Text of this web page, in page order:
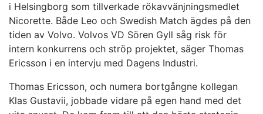
i Helsingborg som tillverkade rökavvänjningsmedlet
Nicorette. Både Leo och Swedish Match ägdes på den
tiden av Volvo. Volvos VD Sören Gyll såg risk för
intern konkurrens och ströp projektet, säger Thomas
Ericsson i en intervju med Dagens Industri.
Thomas Ericsson, och numera bortgångne kollegan
Klas Gustavii, jobbade vidare på egen hand med det